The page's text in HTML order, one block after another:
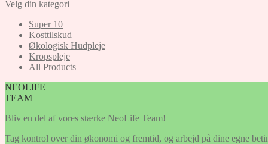
Velg din kategori
Super 10
Kosttilskud
Økologisk Hudpleje
Kropspleje
All Products
NEOLIFE
TEAM
Bliv en del af vores stærke NeoLife Team!
Tag kontrol over din økonomi og fremtid, og arbejd på dine egne